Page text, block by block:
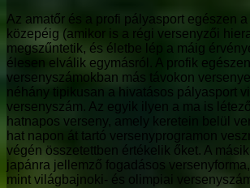
Az amatőr és a profi pályasport egészen
közepéig (amikor is a régi versenyzői
megszűntetik, és életbe lép a máig
élesen elválik egymásról. A profik
versenyszámokban más távokon
néhány tipikusan a hivatásos pályasport
versenyszám. Az egyik ilyen a ma is
hatnapos verseny, amely keretein belül
hat napon át tartó versenyprogramon
végén összetettben értékelik őket. A
japánra jellemző fogadásos
mint világbajnoki- és olimpiai